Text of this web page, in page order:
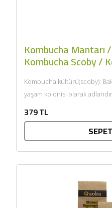
Kombucha
Kombucha Scoby /
Kombucha kültürü(scoby):
yaşam kolonisi olarak
379 TL